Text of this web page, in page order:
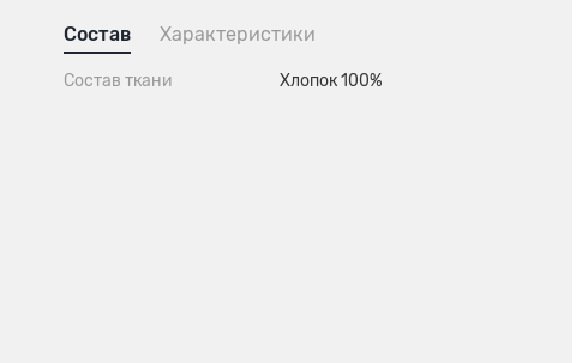
Состав Характеристики
Состав ткани Хлопок 100%